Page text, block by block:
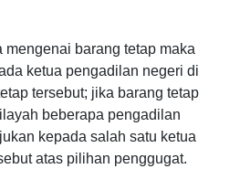
mengenai barang tetap maka
ketua pengadilan negeri di
tersebut; jika barang tetap
beberapa pengadilan
kepada salah satu ketua
atas pilihan penggugat.